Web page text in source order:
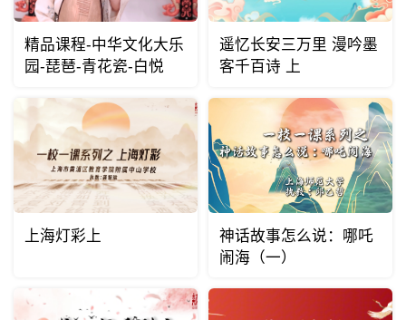
精品课程-中华文化大乐
园-琵琶-青花瓷-白悦
遥忆长安三万里 漫吟墨
客千百诗 上
上海灯彩上
神话故事怎么说：哪吒
闹海（一）